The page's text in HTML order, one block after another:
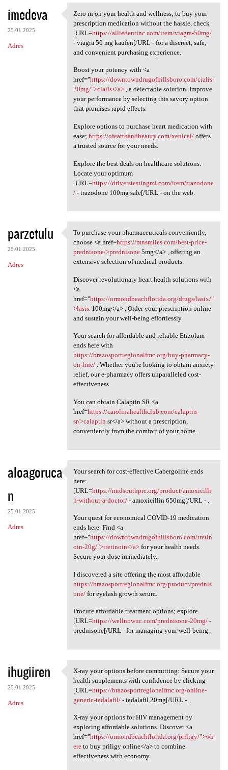
imedeva
25.01.2025
Adres
Zero in on your health and
Zero in on your health and wellness; to buy your
prescription medication without the hassle, check
[URL=https://alliedentinc.com/item/viagra-50mg/
- viagra 50 mg kaufen[/URL - for a discreet, safe,
and convenient purchasing experience.
Boost your potency with <a
href="https://downtowndrugofhillsboro.com/cialis-
20mg/">cialis</a>, a delectable solution. Improve
your performance by selecting this savory option
that promises rapid effects.
Explore options to purchase heart medication with
ease; https://ofearthandbeauty.com/xenical/offers
a trusted source for your needs.
Explore the best deals on healthcare solutions:
Locate your optimum
[URL=https://driverstestingmi.com/item/trazodone
/- trazodone 100mg sale[/URL - on the web.
parzetulu
25.01.2025
Adres
To purchase your
To purchase your pharmaceuticals conveniently,
choose <a href=https://mnsmiles.com/best-price-
prednisone/>prednisone5mg</a> , offering an
extensive selection of medical products.
Discover revolutionary heart health solutions with
<a
href="https://ormondbeachflorida.org/drugs/lasix/"
>lasix 100mg</a> . Order your prescription online
and sustain your well-being effortlessly.
Your search for affordable and reliable Etizolam
ends here with
https://brazosportregionalfmc.org/buy-pharmacy-
on-line/. Whether you're looking to obtain anxiety
relief, our e-pharmacy offers unparalleled cost-
effectiveness.
You can obtain Calaptin SR <a
href=https://carolinahealthclub.com/calaptin-
sr/>calaptin sr</a> without a prescription,
conveniently from the comfort of your home.
aloagoruca
n
25.01.2025
Adres
Your search for cost
Your search for cost-effective Cabergoline ends
here:
[URL=https://midsouthprc.org/product/amoxicilli
n-without-a-doctor/- amoxicillin 650mg[/URL - .
Your quest for economical COVID-19 medication
ends here. Find <a
href="https://downtowndrugofhillsboro.com/tretin
oin-20g/">tretinoin</a>for your health needs.
Secure your dose immediately.
I discovered a site offering the most affordable
https://brazosportregionalfmc.org/product/prednis
one/for eyelash growth serum.
Procure affordable treatment options; explore
[URL=https://wellnowuc.com/prednisone-20mg/-
prednisone[/URL - for managing your well-being.
ihugiiren
25.01.2025
Adres
X-ray your options before
X-ray your options before committing: Secure your
health supplements with confidence by clicking
[URL=https://brazosportregionalfmc.org/online-
generic-tadalafil/- tadalafil 20mg[/URL - .
X-ray your options for HIV management by
exploring affordable solutions. Discover <a
href="https://ormondbeachflorida.org/priligy/">wh
ereto buy priligy online</a> to combine
effectiveness with economy.